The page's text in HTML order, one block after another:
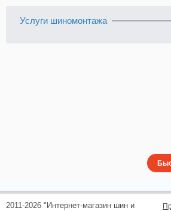
Услуги шиномонтажа
2011-2026 "Интернет-магазин шин и